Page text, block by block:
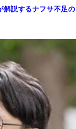
説するナフサ不足の